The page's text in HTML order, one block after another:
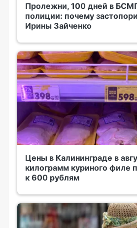
Пролежни, 100 дней в
полиции: почему
Ирины Зайченко
Цены в Калининграде в
килограмм куриного филе
к 600 рублям